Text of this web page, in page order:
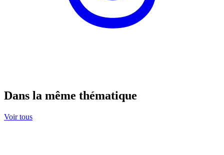
Dans la même thématique
Voir tous